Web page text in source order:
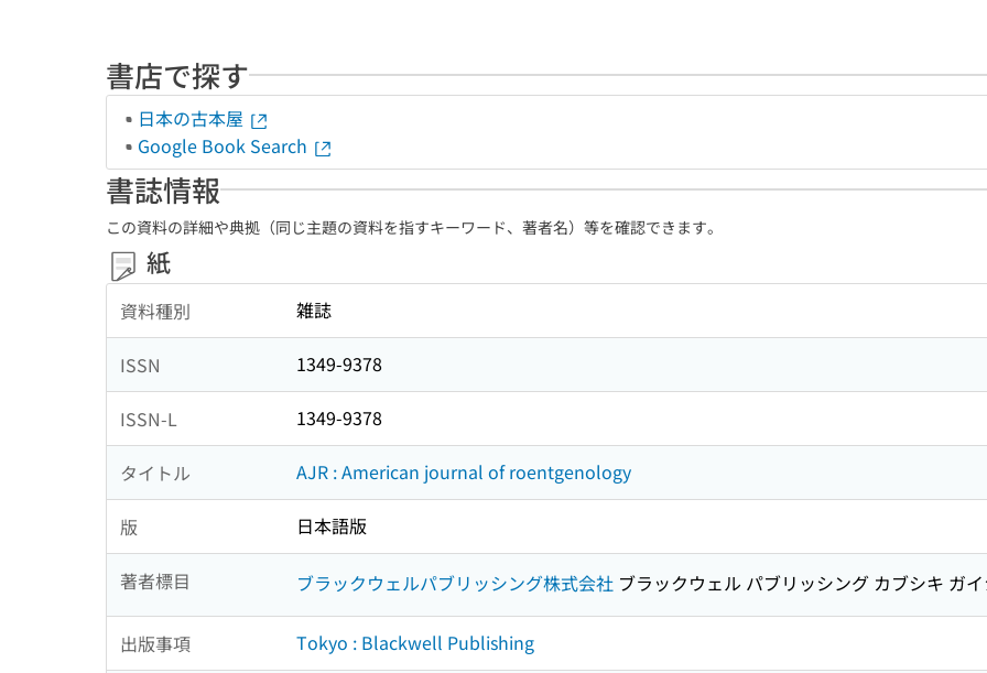
書店で探す
日本の古本屋
Google Book Search
書誌情報
この資料の詳細や典拠（同じ主題の資料を指すキーワード、著者名）等を確認できます。
紙
資料種別 雑誌
ISSN 1349-9378
ISSN-L 1349-9378
タイトル AJR : American journal of roentgenology
版 日本語版
著者標目 ブラックウェルパブリッシング株式会社 ブラックウェル パブリッシング カブシキ ガ
出版事項 Tokyo : Blackwell Publishing